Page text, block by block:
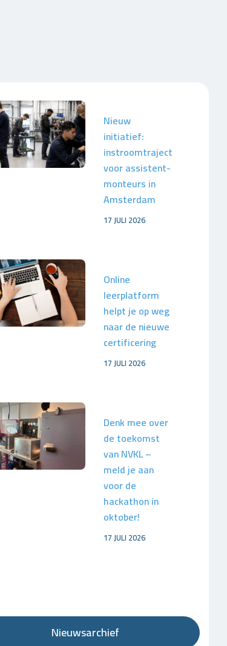
Nieuw
initiatief:
instroomtraject
voor assistent-
monteurs in
Amsterdam
17 JULI 2026
Online
leerplatform
helpt je op weg
naar de nieuwe
certificering
17 JULI 2026
Denk mee over
de toekomst
van NVKL –
meld je aan
voor de
hackathon in
oktober!
17 JULI 2026
Nieuwsarchief